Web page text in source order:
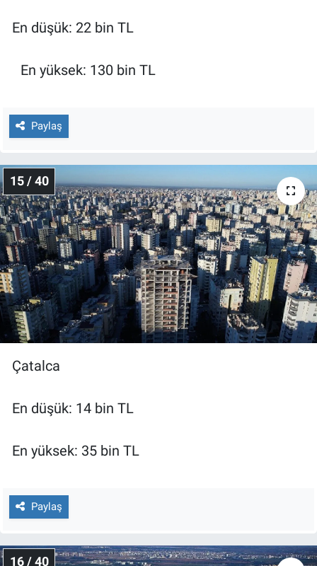
En düşük: 22 bin TL
En yüksek: 130 bin TL
Paylaş
15 / 40
Çatalca
En düşük: 14 bin TL
En yüksek: 35 bin TL
Paylaş
16 / 40